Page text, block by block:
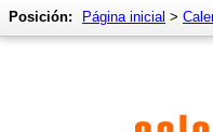
Posición: Página inicial >